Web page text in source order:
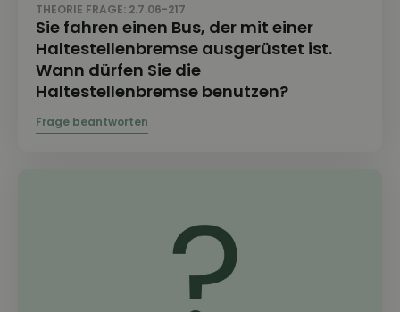
THEORIE FRAGE: 2.7.06-217
Sie fahren einen Bus, der mit einer
Haltestellenbremse ausgerüstet ist.
Wann dürfen Sie die
Haltestellenbremse benutzen?